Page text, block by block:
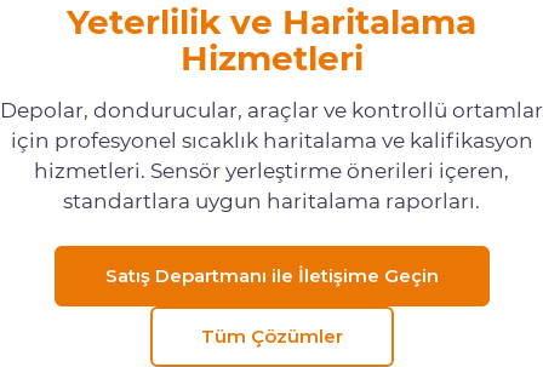
Yeterlilik ve Haritalama
Hizmetleri
Depolar, dondurucular, araçlar ve kontrollü ortamlar
için profesyonel sıcaklık haritalama ve kalifikasyon
hizmetleri. Sensör yerleştirme önerileri içeren,
standartlara uygun haritalama raporları.
Satış Departmanı ile İletişime Geçin
Tüm Çözümler